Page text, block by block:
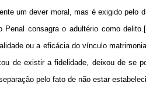
um dever moral, mas é exigido
Penal consagra o adultério como
ou a eficácia do vínculo
de existir a fidelidade, deixou de se
pelo fato de não estar